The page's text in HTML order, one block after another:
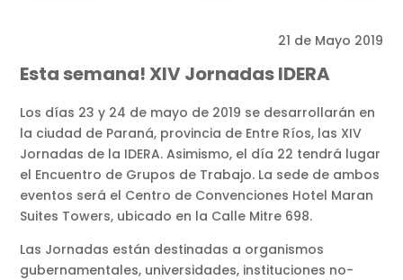
21 de Mayo 2019
Esta semana! XIV Jornadas IDERA
Los días 23 y 24 de mayo de 2019 se desarrollarán en
la ciudad de Paraná, provincia de Entre Ríos, las XIV
Jornadas de la IDERA. Asimismo, el día 22 tendrá lugar
el Encuentro de Grupos de Trabajo. La sede de ambos
eventos será el Centro de Convenciones Hotel Maran
Suites Towers, ubicado en la Calle Mitre 698.
Las Jornadas están destinadas a organismos
gubernamentales, universidades, instituciones no-